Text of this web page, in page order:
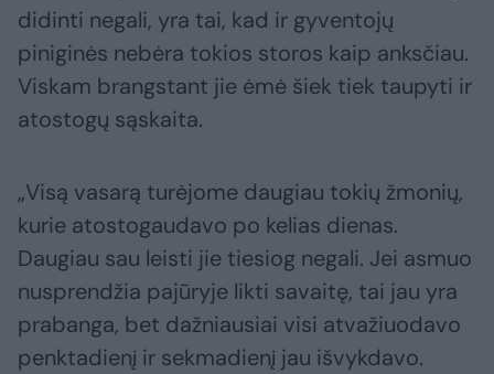
didinti negali, yra tai, kad ir gyventojų
piniginės nebėra tokios storos kaip anksčiau.
Viskam brangstant jie ėmė šiek tiek taupyti ir
atostogų sąskaita.
„Visą vasarą turėjome daugiau tokių žmonių,
kurie atostogaudavo po kelias dienas.
Daugiau sau leisti jie tiesiog negali. Jei asmuo
nusprendžia pajūryje likti savaitę, tai jau yra
prabanga, bet dažniausiai visi atvažiuodavo
penktadienį ir sekmadienį jau išvykdavo.